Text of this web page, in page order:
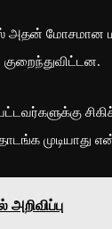
அதன் மோசமான
முடியாது